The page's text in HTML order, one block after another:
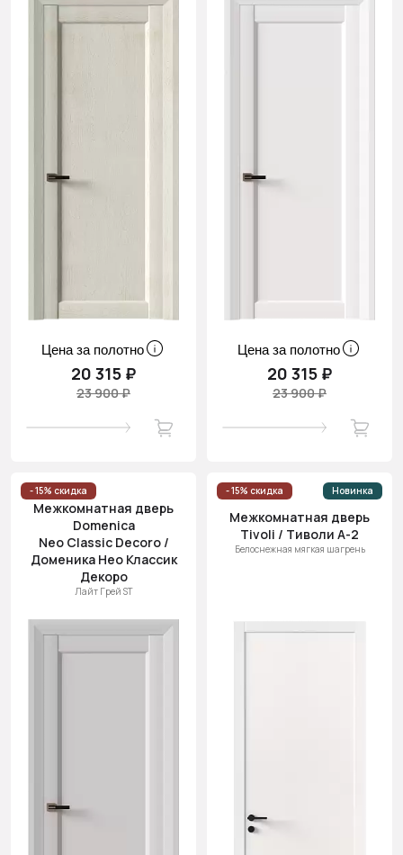
Цена за полотно
20 315 ₽
23 900 ₽
Цена за полотно
20 315 ₽
23 900 ₽
- 15% скидка
Межкомнатная дверь
Domenica
Neo Classic Decoro /
Доменика Нео Классик
Декоро
Лайт Грей ST
- 15% скидка Новинка
Межкомнатная дверь
Tivoli / Тиволи А-2
Белоснежная мягкая шагрень